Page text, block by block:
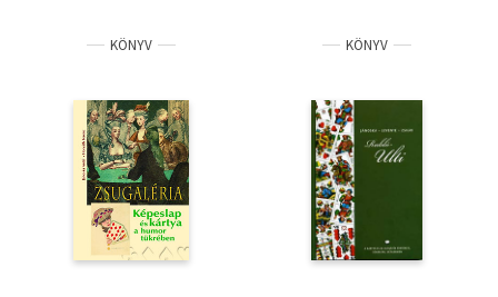
KÖNYV KÖNYV